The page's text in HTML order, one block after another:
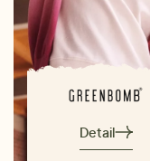
Detail